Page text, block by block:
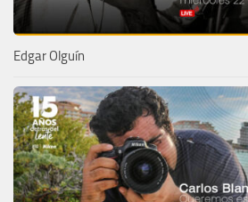
Edgar Olguín